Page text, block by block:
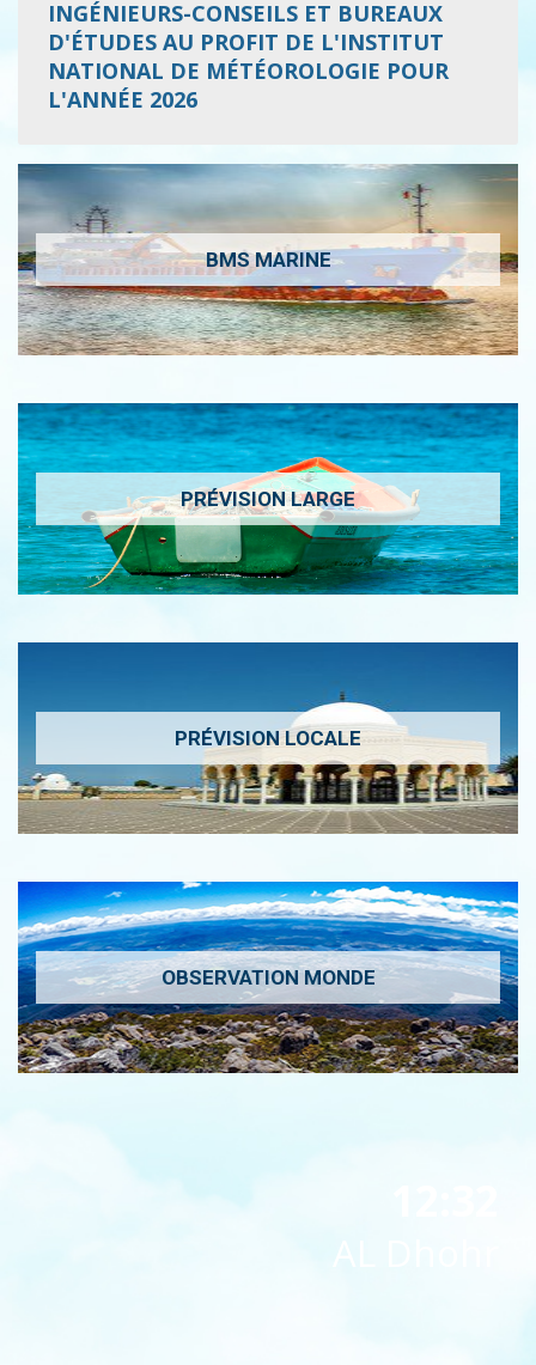
INGÉNIEURS-CONSEILS ET BUREAUX
D'ÉTUDES AU PROFIT DE L'INSTITUT
NATIONAL DE MÉTÉOROLOGIE POUR
L'ANNÉE 2026
BMS MARINE
PRÉVISION LARGE
PRÉVISION LOCALE
OBSERVATION MONDE
AL Dhohr